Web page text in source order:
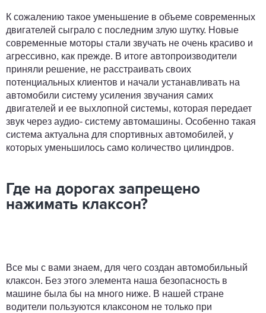
К сожалению такое уменьшение в объеме современных
двигателей сыграло с последним злую шутку. Новые
современные моторы стали звучать не очень красиво и
агрессивно, как прежде. В итоге автопроизводители
приняли решение, не расстраивать своих
потенциальных клиентов и начали устанавливать на
автомобили систему усиления звучания самих
двигателей и ее выхлопной системы, которая передает
звук через аудио- систему автомашины. Особенно такая
система актуальна для спортивных автомобилей, у
которых уменьшилось само количество цилиндров.
Где на дорогах запрещено
нажимать клаксон?
Все мы с вами знаем, для чего создан автомобильный
клаксон. Без этого элемента наша безопасность в
машине была бы на много ниже. В нашей стране
водители пользуются клаксоном не только при